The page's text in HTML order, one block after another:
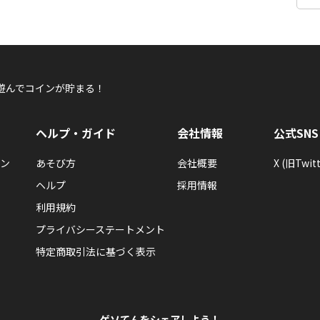
でコインが貯まる！
ヘルプ・ガイド
あそび方
ヘルプ
利用規約
プライバシーステートメント
特定商取引法に基づく表示
会社情報
会社概要
採用情報
公式SNS
X (旧